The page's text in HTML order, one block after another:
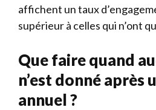
affichent un taux
supérieur à celles qui n’ont
Que faire quand
n’est donné après
annuel ?